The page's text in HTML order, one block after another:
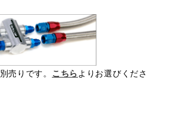
売りです。 こちら よりお選びくださ